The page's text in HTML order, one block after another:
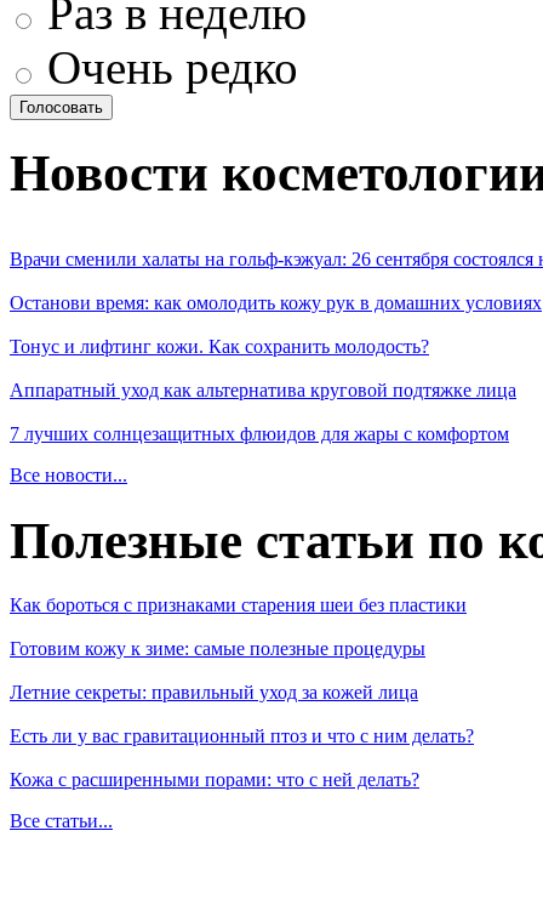
Раз в неделю
Очень редко
Новости
Врачи сменили халаты на гольф-кэжуал: 26 сентября
Останови время: как омолодить кожу рук в домашних условиях
Тонус и лифтинг кожи. Как сохранить молодость?
Аппаратный уход как альтернатива круговой подтяжке лица
7 лучших солнцезащитных флюидов для жары с комфортом
Все новости...
Полезные статьи по
Как бороться с признаками старения шеи без пластики
Готовим кожу к зиме: самые полезные процедуры
Летние секреты: правильный уход за кожей лица
Есть ли у вас гравитационный птоз и что с ним делать?
Кожа с расширенными порами: что с ней делать?
Все статьи...